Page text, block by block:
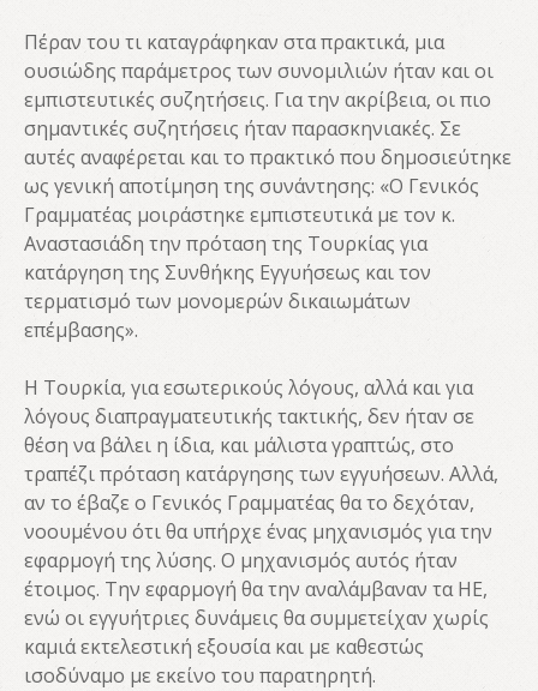
Πέραν του τι καταγράφηκαν στα πρακτικά, μια
ουσιώδης παράμετρος των συνομιλιών ήταν και οι
εμπιστευτικές συζητήσεις. Για την ακρίβεια, οι πιο
σημαντικές συζητήσεις ήταν παρασκηνιακές. Σε
αυτές αναφέρεται και το πρακτικό που δημοσιεύτηκε
ως γενική αποτίμηση της συνάντησης: «Ο Γενικός
Γραμματέας μοιράστηκε εμπιστευτικά με τον κ.
Αναστασιάδη την πρόταση της Τουρκίας για
κατάργηση της Συνθήκης Εγγυήσεως και τον
τερματισμό των μονομερών δικαιωμάτων
επέμβασης».
Η Τουρκία, για εσωτερικούς λόγους, αλλά και για
λόγους διαπραγματευτικής τακτικής, δεν ήταν σε
θέση να βάλει η ίδια, και μάλιστα γραπτώς, στο
τραπέζι πρόταση κατάργησης των εγγυήσεων. Αλλά,
αν το έβαζε ο Γενικός Γραμματέας θα το δεχόταν,
νοουμένου ότι θα υπήρχε ένας μηχανισμός για την
εφαρμογή της λύσης. Ο μηχανισμός αυτός ήταν
έτοιμος. Την εφαρμογή θα την αναλάμβαναν τα ΗΕ,
ενώ οι εγγυήτριες δυνάμεις θα συμμετείχαν χωρίς
καμιά εκτελεστική εξουσία και με καθεστώς
ισοδύναμο με εκείνο του παρατηρητή.